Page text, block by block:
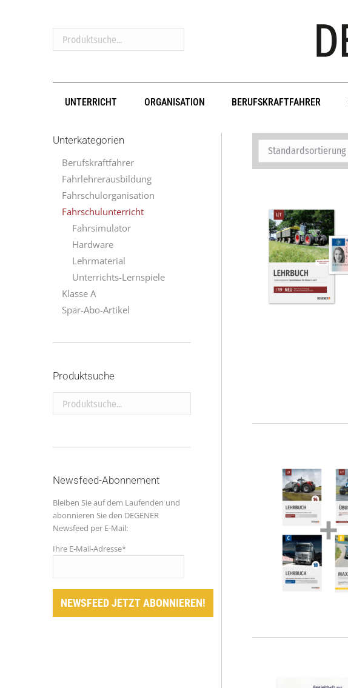
Produktsuche...
UNTERRICHT ORGANISATION BERUFSKRAFTFAHRER
Unterkategorien
Berufskraftfahrer
Fahrlehrerausbildung
Fahrschulorganisation
Fahrschulunterricht
Fahrsimulator
Hardware
Lehrmaterial
Unterrichts-Lernspiele
Klasse A
Spar-Abo-Artikel
Produktsuche
Produktsuche...
Newsfeed-Abonnement
Bleiben Sie auf dem Laufenden und
abonnieren Sie den DEGENER
Newsfeed per E-Mail:
Ihre E-Mail-Adresse*